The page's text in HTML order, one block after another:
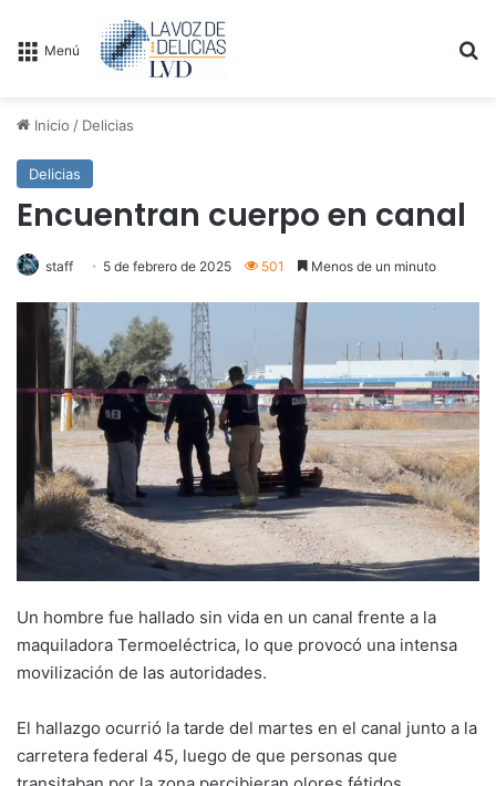
Menú
Inicio / Delicias
Delicias
Encuentran cuerpo en canal
staff 5 de febrero de 2025 501 Menos de un minuto
Un hombre fue hallado sin vida en un canal frente a la
maquiladora Termoeléctrica, lo que provocó una intensa
movilización de las autoridades.
El hallazgo ocurrió la tarde del martes en el canal junto a la
carretera federal 45, luego de que personas que